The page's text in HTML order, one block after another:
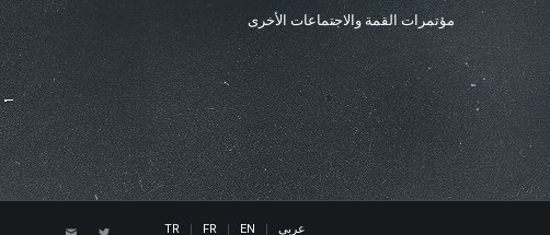
مؤتمرات القمة والاجتماعات الأخرى
عربي EN
FR
TR